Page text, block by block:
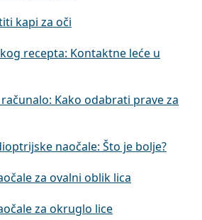
kapi za oči
recepta: Kontaktne leće u
Kako odabrati prave za
naočale: Što je bolje?
za ovalni oblik lica
za okruglo lice